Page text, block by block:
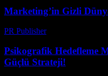
Marketing’in Gizli
PR Publisher-
Psikografik Hedefleme
Güçlü Strateji!